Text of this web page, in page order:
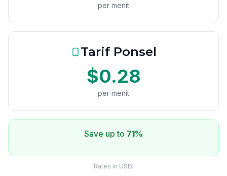
per menit
Tarif Ponsel
$0.28
per menit
Save up to 71%
Rates in USD.